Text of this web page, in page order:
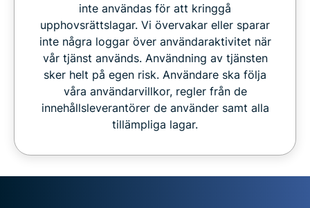
inte användas för att kringgå
upphovsrättslagar. Vi övervakar eller sparar
inte några loggar över användaraktivitet när
vår tjänst används. Användning av tjänsten
sker helt på egen risk. Användare ska följa
våra användarvillkor, regler från de
innehållsleverantörer de använder samt alla
tillämpliga lagar.